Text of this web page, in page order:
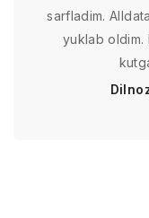
sarfladim.
yuklab oldim.